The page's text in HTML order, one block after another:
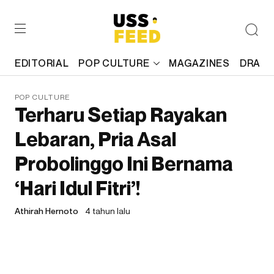
EDITORIAL POP CULTURE MAGAZINES
POP CULTURE
Terharu Setiap Rayakan
Lebaran, Pria Asal
Probolinggo Ini Bernama
‘Hari Idul Fitri’!
Athirah Hernoto 4 tahun lalu